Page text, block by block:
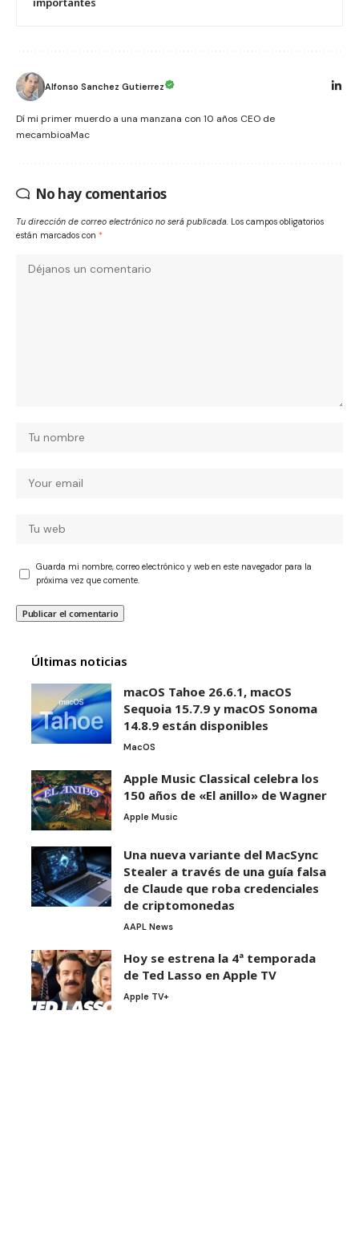
Alfonso Sanchez Gutierrez
Dí mi primer muerdo a una manzana con 10 años CEO de
mecambioaMac
No hay comentarios
Tu dirección de correo electrónico no será publicada. Los campos obligatorios
están marcados con *
Guarda mi nombre, correo electrónico y web en este navegador para la
próxima vez que comente.
Últimas noticias
macOS Tahoe 26.6.1, macOS
Sequoia 15.7.9 y macOS Sonoma
14.8.9 están disponibles
MacOS
Apple Music Classical celebra los
150 años de «El anillo» de Wagner
Apple Music
Una nueva variante del MacSync
Stealer a través de una guía falsa
de Claude que roba credenciales
de criptomonedas
AAPL News
Hoy se estrena la 4ª temporada
de Ted Lasso en Apple TV
Apple TV+